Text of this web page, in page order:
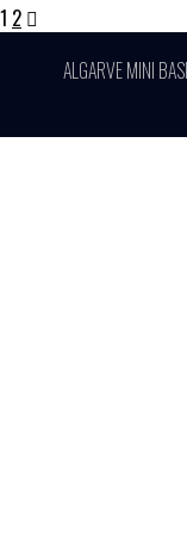
1 2
ALGARVE MINI